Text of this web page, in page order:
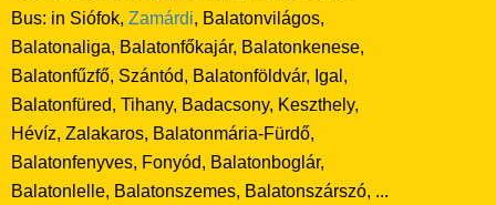
Bus: in Siófok, Zamárdi, Balatonvilágos,
Balatonaliga, Balatonfőkajár, Balatonkenese,
Balatonfűzfő, Szántód, Balatonföldvár, Igal,
Balatonfüred, Tihany, Badacsony, Keszthely,
Hévíz, Zalakaros, Balatonmária-Fürdő,
Balatonfenyves, Fonyód, Balatonboglár,
Balatonlelle, Balatonszemes, Balatonszárszó, ...